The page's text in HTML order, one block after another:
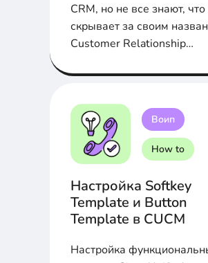
CRM, но не все знают,
скрывает за своим
Customer Relationship
управление
Воип
How to
Настройка Softkey
Template и Button
Template в CUCM
Настройка